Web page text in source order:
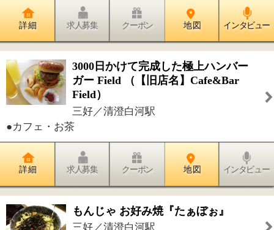
藤堂プランニング 工場直売
白河／清澄白河駅
●スイーツ
詳 細 求人募集 クーポン 地 図 インタビュー
江東区深川江戸資料館
白河／清澄白河駅
●歴史●資料館●雨天楽しめる場所
詳 細 求人募集 クーポン 地 図 インタビュー
清澄庭園
清澄／清澄白河駅
●歴史
詳 細 求人募集 クーポン 地 図